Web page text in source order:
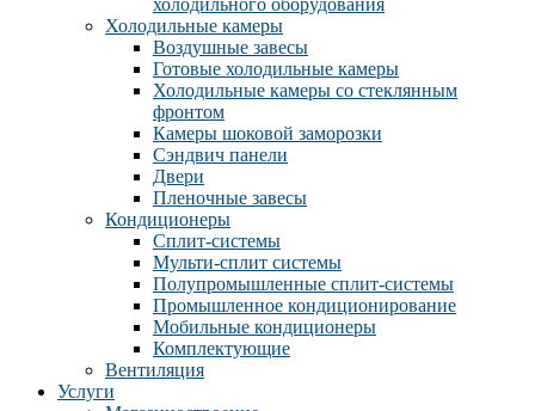
холодильного оборудования
Холодильные камеры
Воздушные завесы
Готовые холодильные камеры
Холодильные камеры со стеклянным
фронтом
Камеры шоковой заморозки
Сэндвич панели
Двери
Пленочные завесы
Кондиционеры
Сплит-системы
Мульти-сплит системы
Полупромышленные сплит-системы
Промышленное кондиционирование
Мобильные кондиционеры
Комплектующие
Вентиляция
Услуги